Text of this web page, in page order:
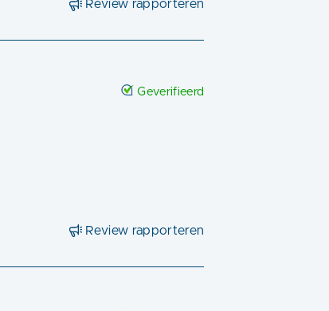
Review rapporteren
Geverifieerd
Review rapporteren